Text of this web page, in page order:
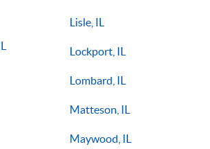
Lisle, IL
Lockport, IL
Lombard, IL
Matteson, IL
Maywood, IL